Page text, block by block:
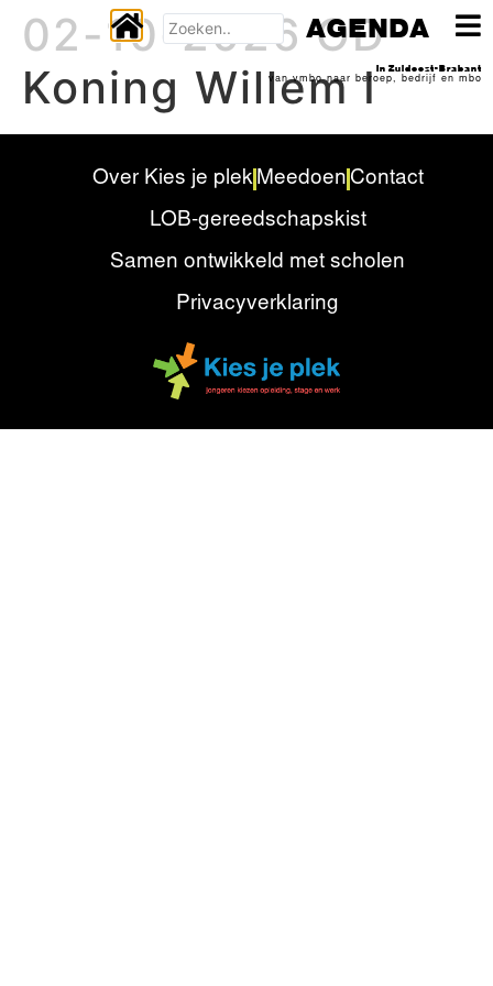
02-10-2026 OD
Koning Willem I
Over Kies je plek Meedoen Contact
LOB-gereedschapskist
Samen ontwikkeld met scholen
Privacyverklaring
AGENDA
In Zuidoost-Brabant
van vmbo naar beroep, bedrijf en mbo